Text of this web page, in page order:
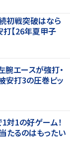
初戦突破はなら
【26年夏甲子
腕エースが強打・
安打3の圧巻ピッ
1の好ゲーム！
たるのはもったい